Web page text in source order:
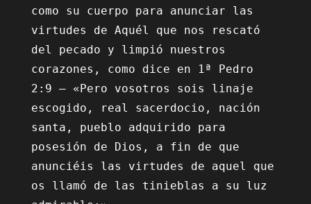
como su cuerpo para anunciar las
virtudes de Aquél que nos rescató
del pecado y limpió nuestros
corazones, como dice en 1ª Pedro
2:9 – «Pero vosotros sois linaje
escogido, real sacerdocio, nación
santa, pueblo adquirido para
posesión de Dios, a fin de que
anunciéis las virtudes de aquel que
os llamó de las tinieblas a su luz